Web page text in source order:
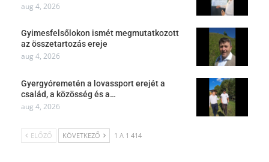
aug 4, 2026
Gyimesfelsőlokon ismét megmutatkozott
az összetartozás ereje
aug 4, 2026
Gyergyóremetén a lovassport erejét a
család, a közösség és a…
aug 4, 2026
ELŐZŐ KÖVETKEZŐ 1 A 1 414